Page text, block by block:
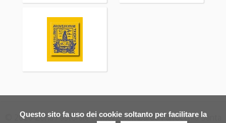
Questo sito fa uso dei cookie soltanto per facilitare la
© 2026 Zona Pastorale di Mezzolombardo Parrocchia Santa